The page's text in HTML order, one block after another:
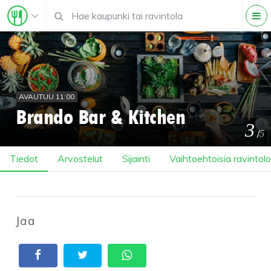
AVAUTUU 11:00
Brando Bar & Kitchen 3 /5
Tiedot Arvostelut Sijainti Vaihtoehtoisia
Jaa